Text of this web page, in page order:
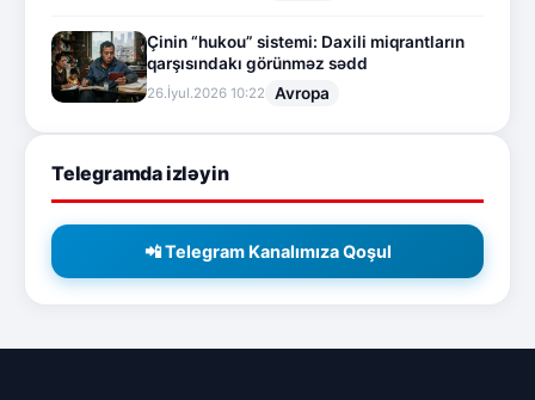
Çinin “hukou” sistemi: Daxili miqrantların
qarşısındakı görünməz sədd
26.İyul.2026 10:22 Avropa
Telegramda izləyin
📲 Telegram Kanalımıza Qoşul